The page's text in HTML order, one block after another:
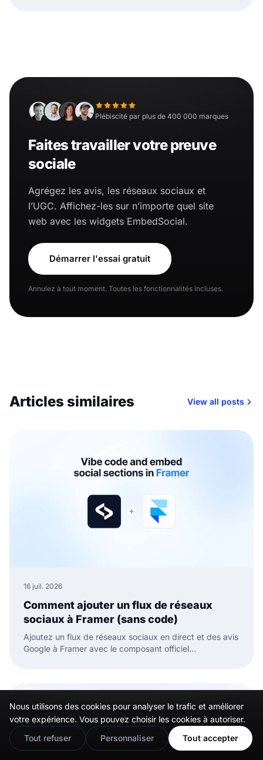
Plébiscité par plus de 400 000 marques
Faites travailler votre preuve
sociale
Agrégez les avis, les réseaux sociaux et
l’UGC. Affichez-les sur n’importe quel site
web avec les widgets EmbedSocial.
Démarrer l'essai gratuit
Annulez à tout moment. Toutes les fonctionnalités incluses.
Articles similaires View all posts
16 juil. 2026
Comment ajouter un flux de réseaux
sociaux à Framer (sans code)
Ajoutez un flux de réseaux sociaux en direct et des avis
Google à Framer avec le composant officiel
Nous utilisons des cookies pour analyser le trafic et améliorer
votre expérience. Vous pouvez choisir les cookies à autoriser.
Tout refuser
Personnaliser Tout accepter
🇬🇧Would you prefer this site in English?
View in English